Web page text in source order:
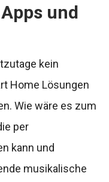
und
kein
Home Lösungen
Wie wäre es zum
per
kann und
musikalische